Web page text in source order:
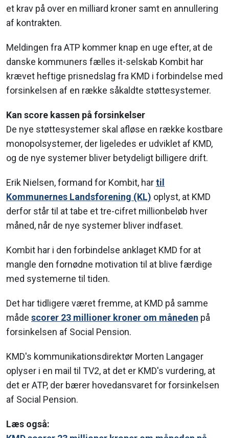
et krav på over en milliard kroner samt en annullering
af kontrakten.
Meldingen fra ATP kommer knap en uge efter, at de
danske kommuners fælles it-selskab Kombit har
krævet heftige prisnedslag fra KMD i forbindelse med
forsinkelsen af en række såkaldte støttesystemer.
Kan score kassen på forsinkelser
De nye støttesystemer skal afløse en række kostbare
monopolsystemer, der ligeledes er udviklet af KMD,
og de nye systemer bliver betydeligt billigere drift.
Erik Nielsen, formand for Kombit, hartil
Kommunernes Landsforening (KL) oplyst, at KMD
derfor står til at tabe et tre-cifret millionbeløb hver
måned, når de nye systemer bliver indfaset.
Kombit har i den forbindelse anklaget KMD for at
mangle den fornødne motivation til at blive færdige
med systemerne til tiden.
Det har tidligere været fremme, at KMD på samme
måde scorer 23 millioner kroner om måneden på
forsinkelsen af Social Pension.
KMD's kommunikationsdirektør Morten Langager
oplyser i en mail til TV2, at det er KMD's vurdering, at
det er ATP, der bærer hovedansvaret for forsinkelsen
af Social Pension.
Læs også: